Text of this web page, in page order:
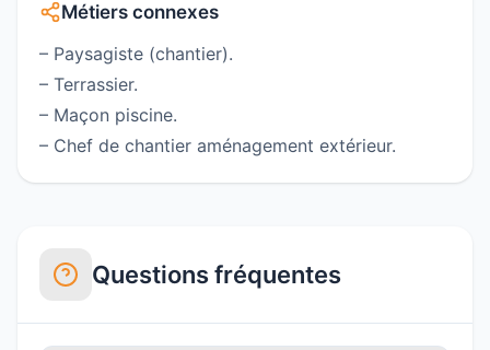
Métiers connexes
– Paysagiste (chantier).
– Terrassier.
– Maçon piscine.
– Chef de chantier aménagement extérieur.
Questions fréquentes